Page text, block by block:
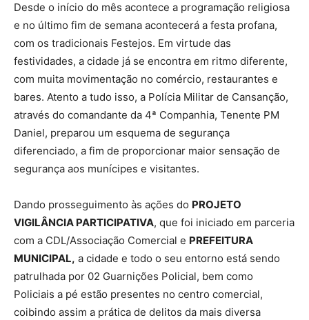
Desde o início do mês acontece a programação religiosa
e no último fim de semana acontecerá a festa profana,
com os tradicionais Festejos. Em virtude das
festividades, a cidade já se encontra em ritmo diferente,
com muita movimentação no comércio, restaurantes e
bares. Atento a tudo isso, a Polícia Militar de Cansanção,
através do comandante da 4ª Companhia, Tenente PM
Daniel, preparou um esquema de segurança
diferenciado, a fim de proporcionar maior sensação de
segurança aos munícipes e visitantes.
Dando prosseguimento às ações do PROJETO
VIGILÂNCIA PARTICIPATIVA, que foi iniciado em parceria
com a CDL/Associação Comercial e PREFEITURA
MUNICIPAL, a cidade e todo o seu entorno está sendo
patrulhada por 02 Guarnições Policial, bem como
Policiais a pé estão presentes no centro comercial,
coibindo assim a prática de delitos da mais diversa